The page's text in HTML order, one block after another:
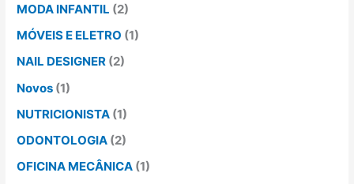
MODA INFANTIL (2)
MÓVEIS E ELETRO (1)
NAIL DESIGNER (2)
Novos (1)
NUTRICIONISTA (1)
ODONTOLOGIA (2)
OFICINA MECÂNICA (1)